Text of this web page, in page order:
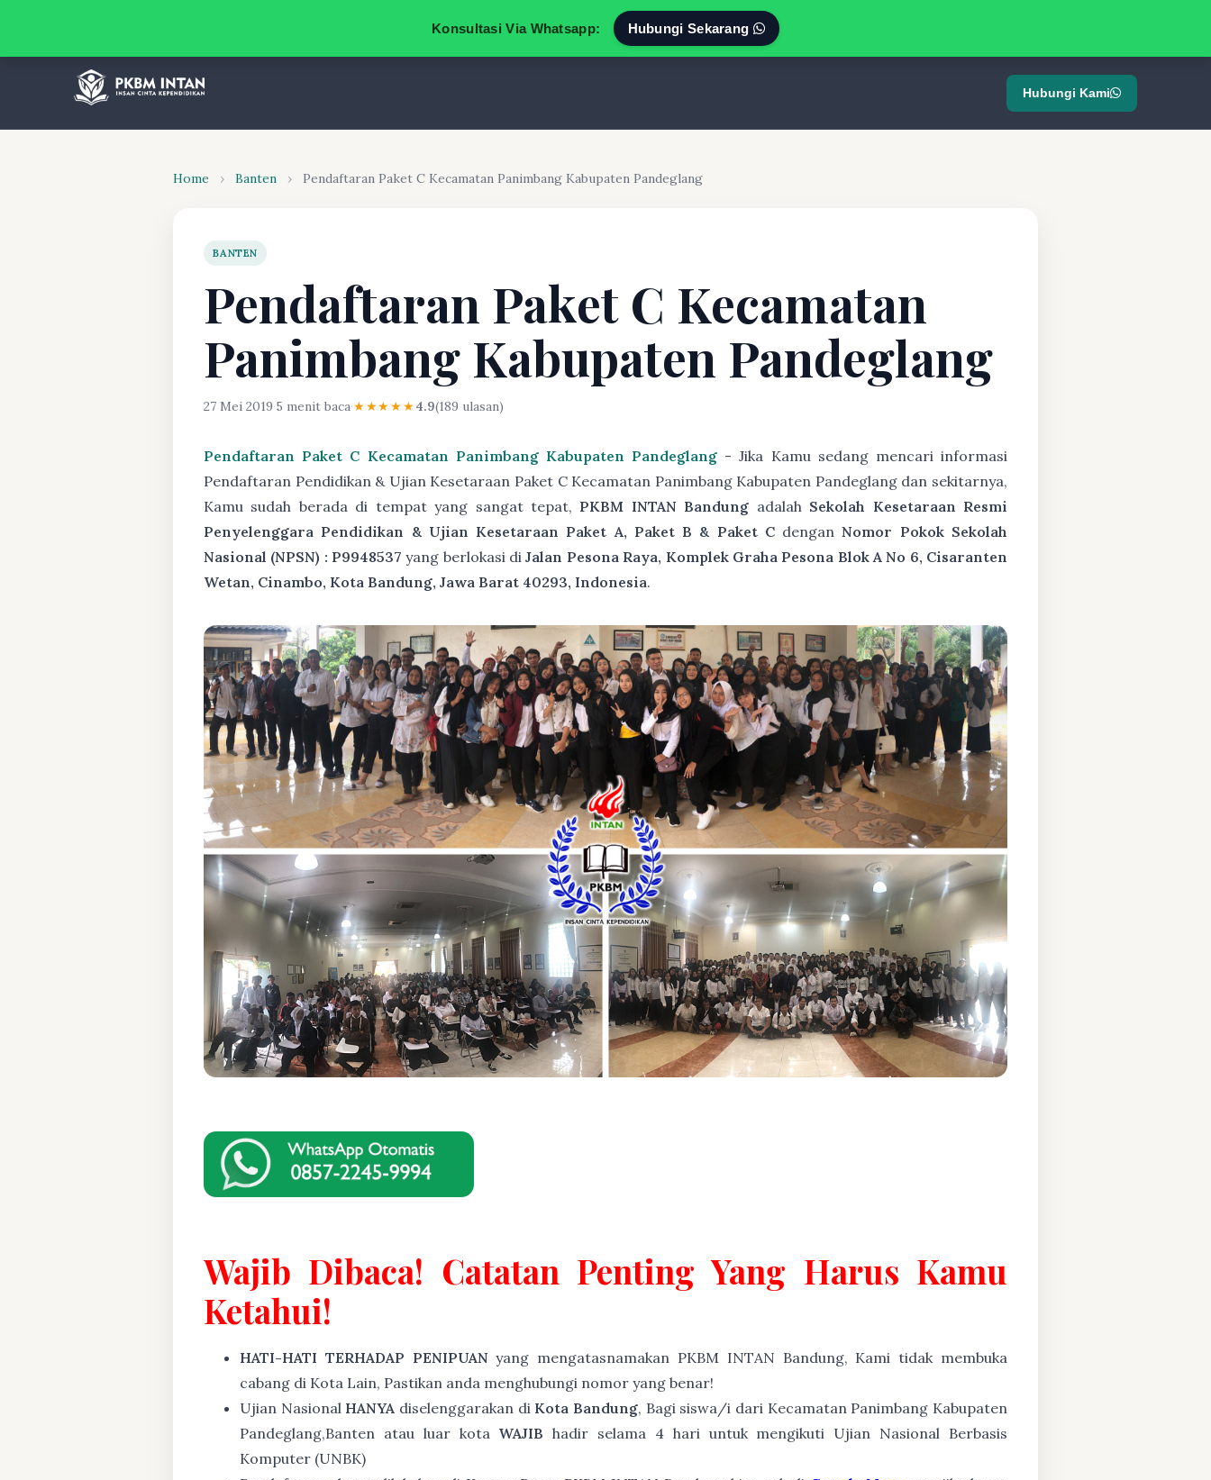
Konsultasi Via Whatsapp: Hubungi Sekarang
Hubungi Kami
Home › Banten › Pendaftaran Paket C Kecamatan Panimbang Kabupaten Pandeglang
BANTEN
Pendaftaran Paket C Kecamatan
Panimbang Kabupaten Pandeglang
27 Mei 2019·5 menit baca·★★★★★4.9(189 ulasan)
Pendaftaran Paket C Kecamatan Panimbang Kabupaten Pandeglang - Jika Kamu sedang mencari informasi
Pendaftaran Pendidikan & Ujian Kesetaraan Paket C Kecamatan Panimbang Kabupaten Pandeglang dan sekitarnya,
Kamu sudah berada di tempat yang sangat tepat, PKBM INTAN Bandung adalah Sekolah Kesetaraan Resmi
Penyelenggara Pendidikan & Ujian Kesetaraan Paket A, Paket B & Paket CdenganNomor Pokok Sekolah
Nasional (NPSN) : P9948537 yang berlokasi diJalan Pesona Raya, Komplek Graha Pesona Blok A No 6, Cisaranten
Wetan, Cinambo, Kota Bandung, Jawa Barat 40293, Indonesia.
Wajib Dibaca! Catatan Penting Yang Harus Kamu
Ketahui!
HATI-HATI TERHADAP PENIPUANyang mengatasnamakan PKBM INTAN Bandung, Kami tidak membuka
cabang di Kota Lain, Pastikan anda menghubungi nomor yang benar!
Ujian Nasional HANYA diselenggarakan di Kota Bandung, Bagi siswa/i dari Kecamatan Panimbang Kabupaten
Pandeglang,Banten atau luar kota WAJIB hadir selama 4 hari untuk mengikuti Ujian Nasional Berbasis
Komputer (UNBK)